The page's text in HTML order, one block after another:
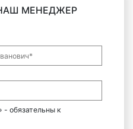
МЕНЕДЖЕР
- обязательны к